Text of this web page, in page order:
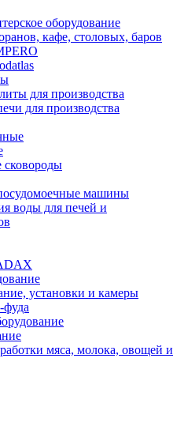
оборудование
кафе, столовых, баров
для производства
для производства
машины
воды для печей и
установки и камеры
фуда
мяса, молока, овощей и